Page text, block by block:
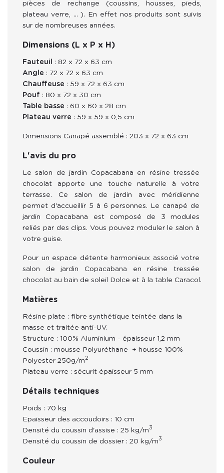
pièces de rechange (coussins, housses, pieds,
plateau verre, … ). En effet nos produits sont suivis
sur de nombreuses années.
Dimensions (L x P x H)
Fauteuil
: 82 x 72 x 63 cm
Angle : 72 x 72 x 63 cm
Chauffeuse : 59 x 72 x 63 cm
Pouf : 80 x 72 x 30 cm
Table basse : 60 x 60 x 28 cm
Plateau verre : 59 x 59 x 0,5 cm
Dimensions Canapé assemblé : 203 x 72 x 63 cm
L'avis du pro
Le salon de jardin Copacabana en résine tressée
chocolat apporte une touche naturelle à votre
terrasse. Ce salon de jardin avec méridienne
permet d'accueillir 5 à 6 personnes. Le canapé de
jardin Copacabana est composé de 3 modules
reliés par des clips. Vous pouvez moduler le salon à
votre guise.
Pour un espace détente harmonieux associé votre
salon de jardin Copacabana en résine tressée
chocolat au bain de soleil Dolce et à la table Caracol.
Matières
Résine plate : fibre synthétique teintée dans la
masse et traitée anti-UV.
Structure : 100% Aluminium - épaisseur 1,2 mm
Coussin : mousse Polyuréthane + housse 100%
Polyester 250g/m 2
Plateau verre : sécurit épaisseur 5 mm
Détails techniques
Poids : 70 kg
Epaisseur des accoudoirs : 10 cm
Densité du coussin d'assise : 25 kg/m 3
Densité du coussin de dossier : 20 kg/m 3
Couleur